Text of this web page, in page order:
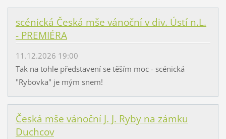
scénická Česká mše vánoční v div. Ústí n.L.
- PREMIÉRA
11.12.2026 19:00
Tak na tohle představení se těším moc - scénická
"Rybovka" je mým snem!
Česká mše vánoční J. J. Ryby na zámku
Duchcov